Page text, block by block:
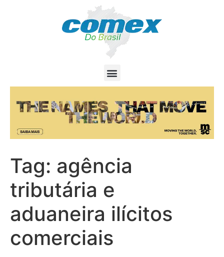
Tag: agência
tributária e
aduaneira ilícitos
comerciais